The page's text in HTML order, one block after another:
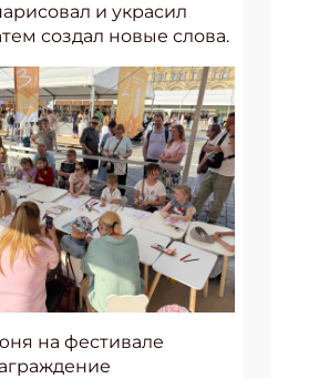
и украсил
создал новые слова.
на фестивале